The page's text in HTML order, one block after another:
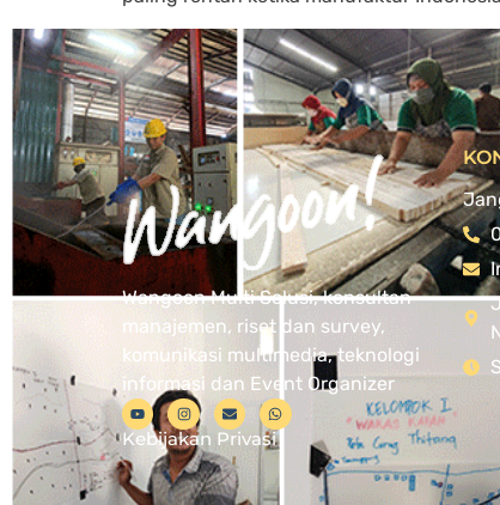
Wangoon Multi Solusi, konsultan
manajemen, riset dan survey,
komunikasi multimedia, teknologi
informasi dan Event Organizer
Kebijakan Privasi